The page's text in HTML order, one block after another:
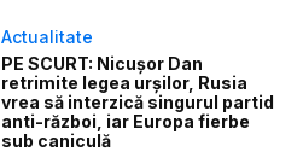
Actualitate
PE SCURT: Nicușor Dan
retrimite legea urșilor, Rusia
vrea să interzică singurul partid
anti-război, iar Europa fierbe
sub caniculă